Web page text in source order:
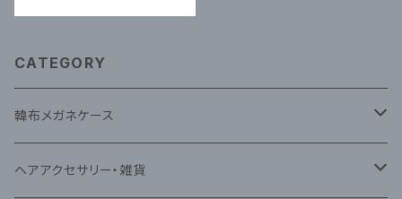
CATEGORY
韓布メガネケース
韓布ナビ(蝶)メガネケース
ヘアアクセサリー・雑貨